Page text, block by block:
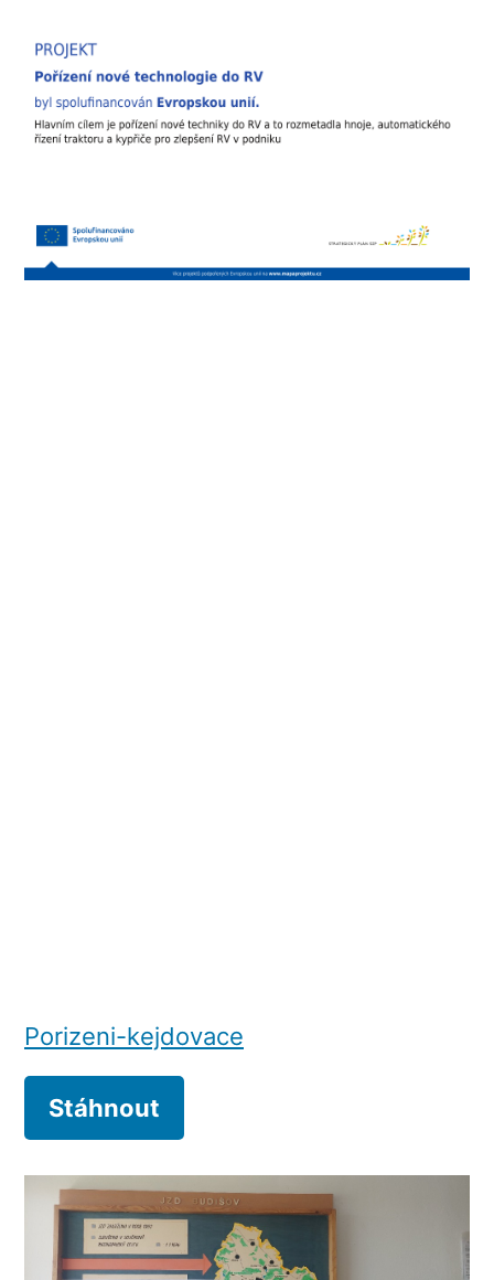
Porizeni-kejdovace
Stáhnout